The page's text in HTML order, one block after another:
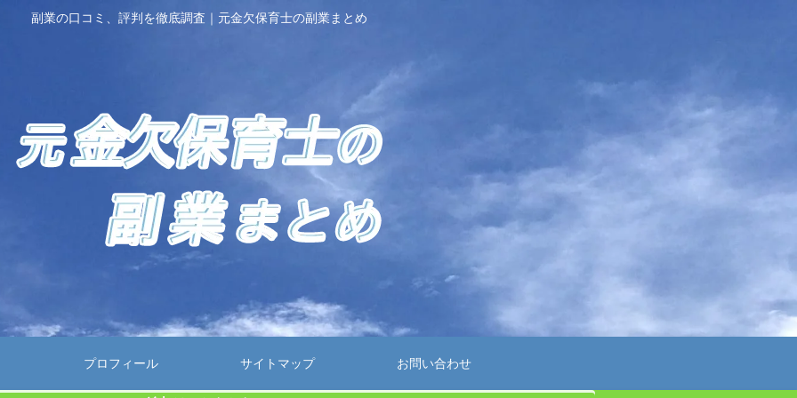
副業の口コミ、評判を徹底調査｜元金欠保育士の副業まとめ
プロフィール サイトマップ お問い合わせ